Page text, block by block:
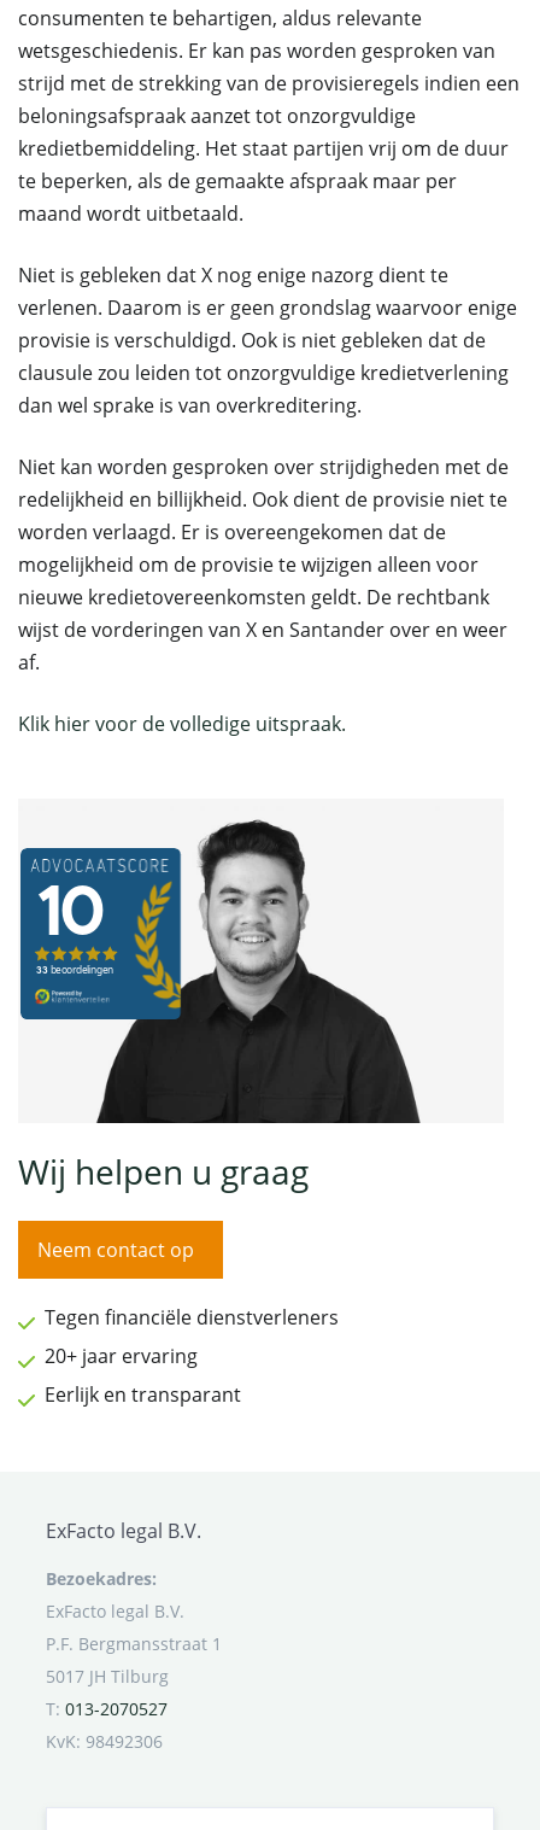
consumenten te behartigen, aldus relevante
wetsgeschiedenis. Er kan pas worden gesproken van
strijd met de strekking van de provisieregels indien een
beloningsafspraak aanzet tot onzorgvuldige
kredietbemiddeling. Het staat partijen vrij om de duur
te beperken, als de gemaakte afspraak maar per
maand wordt uitbetaald.
Niet is gebleken dat X nog enige nazorg dient te
verlenen. Daarom is er geen grondslag waarvoor enige
provisie is verschuldigd. Ook is niet gebleken dat de
clausule zou leiden tot onzorgvuldige kredietverlening
dan wel sprake is van overkreditering.
Niet kan worden gesproken over strijdigheden met de
redelijkheid en billijkheid. Ook dient de provisie niet te
worden verlaagd. Er is overeengekomen dat de
mogelijkheid om de provisie te wijzigen alleen voor
nieuwe kredietovereenkomsten geldt. De rechtbank
wijst de vorderingen van X en Santander over en weer
af.
Klik hier voor de volledige uitspraak.
Wij helpen u graag
Neem contact op
Tegen financiële dienstverleners
20+ jaar ervaring
Eerlijk en transparant
ExFacto legal B.V.
Bezoekadres:
ExFacto legal B.V.
P.F. Bergmansstraat 1
5017 JH Tilburg
T: 013-2070527
KvK: 98492306